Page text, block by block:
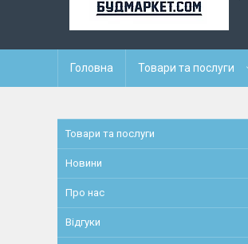
Головна Товари та послуги
Товари та послуги
Новини
Про нас
Відгуки